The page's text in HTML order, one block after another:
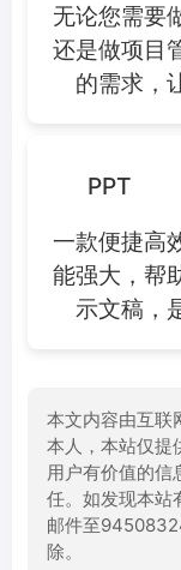
无论您需要
还是做项目
的需求，
PPT
一款便捷高
能强大，帮
示文稿，
本文内容由互联
本人，本站仅提
用户有价值的信
任。如发现本站
邮件至
除。